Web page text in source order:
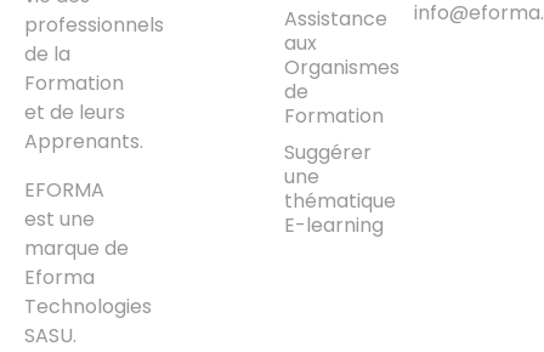
professionnels
de la
Formation
et de leurs
Apprenants.
EFORMA
est une
marque de
Eforma
Technologies
SASU.
Assistance
aux
Organismes
de
Formation
Suggérer
une
thématique
E-learning